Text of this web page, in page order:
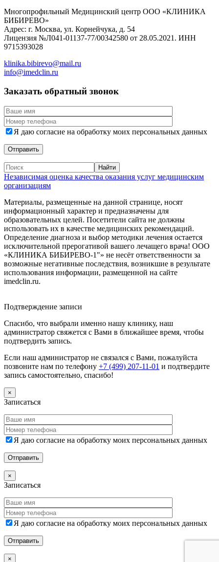
Многопрофильный Медицинский центр ООО «КЛИНИКА
БИБИРЕВО»
Адрес: г. Москва, ул. Корнейчука, д. 54
Лицензия №Л041-01137-77/00342580 от 28.05.2021. ИНН
9715393028
klinika.bibirevo@mail.ru
info@imedclin.ru
Заказать обратный звонок
Я даю согласие на обработку моих персональных данных
Независимая оценка качества оказания услуг медицинским
организациям
Материалы, размещенные на данной странице, носят
информационный характер и предназначены для
образовательных целей. Посетители сайта не должны
использовать их в качестве медицинских рекомендаций.
Определение диагноза и выбор методики лечения остается
исключительной прерогативой вашего лечащего врача! ООО
«КЛИНИКА БИБИРЕВО-1"» не несёт ответственности за
возможные негативные последствия, возникшие в результате
использования информации, размещенной на сайте
imedclin.ru.
Подтверждение записи
Спасибо, что выбрали именно нашу клинику, наш
администратор свяжется с Вами в ближайшее время, чтобы
подтвердить запись.
Если наш администратор не связался с Вами, пожалуйста
позвоните нам по телефону +7 (499) 207-11-01 и подтвердите
запись самостоятельно, спасибо!
×
Записаться
Я даю согласие на обработку моих персональных данных
×
Записаться
Я даю согласие на обработку моих персональных данных
×